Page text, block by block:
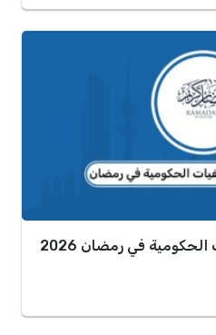
اوقات دوام المستشفيات الحكومية في رمضان 2026